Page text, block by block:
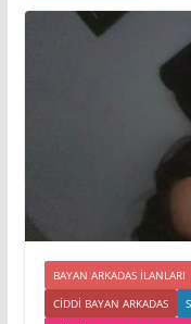
BAYAN ARKADAS ILANLARI
CIDDI BAYAN ARKADAS